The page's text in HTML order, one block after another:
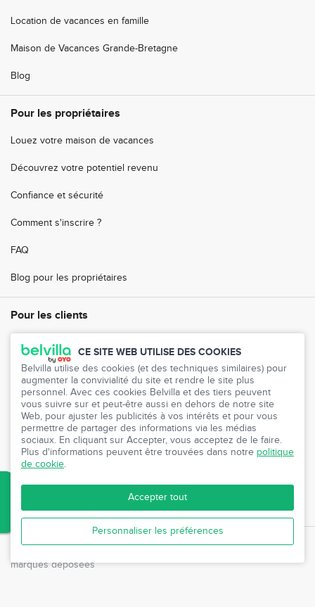
CE SITE WEB UTILISE DES COOKIES
Belvilla utilise des cookies (et des techniques similaires) pour
augmenter la convivialité du site et rendre le site plus
personnel. Avec ces cookies Belvilla et des tiers peuvent
vous suivre sur et peut-être aussi en dehors de notre site
Web, pour ajuster les publicités à vos intérêts et pour vous
permettre de partager des informations via les médias
sociaux. En cliquant sur Accepter, vous acceptez de le faire.
Plus d'informations peuvent être trouvées dans notre politique
de cookie.
Accepter tout
Personnaliser les préférences
Location de vacances en famille
Maison de Vacances Grande-Bretagne
Blog
Pour les propriétaires
Louez votre maison de vacances
Découvrez votre potentiel revenu
Confiance et sécurité
Comment s'inscrire ?
FAQ
Blog pour les propriétaires
Pour les clients
FAQ
Service clientèle
Votre Compte
Presse
Programme de partenariat
Accès agence de voyages
© Belvilla 1980 - 2026 "Belvilla" et le logoBelvillasont des
marques déposées